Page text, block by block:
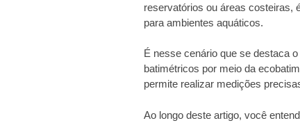
reservatórios ou áreas costeiras,
para ambientes aquáticos.
É nesse cenário que se destaca o
batimétricos por meio da
permite realizar medições
Ao longo deste artigo, você